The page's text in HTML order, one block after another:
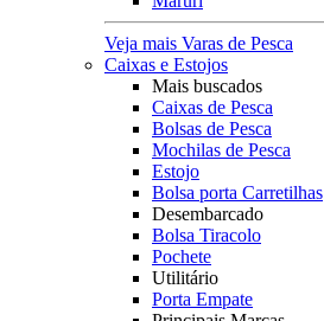
Veja mais Varas de Pesca
Caixas e Estojos
Mais buscados
Caixas de Pesca
Bolsas de Pesca
Mochilas de Pesca
Estojo
Bolsa porta Carretilhas
Desembarcado
Bolsa Tiracolo
Pochete
Utilitário
Porta Empate